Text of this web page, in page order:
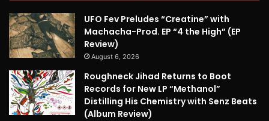
UFO Fev Preludes “Creatine” with
Machacha-Prod. EP “4 the High” (EP
Review)
August 6, 2026
Roughneck Jihad Returns to Boot
Records for New LP “Methanol”
Distilling His Chemistry with Senz Beats
(Album Review)